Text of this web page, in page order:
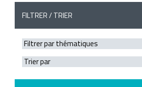
FILTRER / TRIER